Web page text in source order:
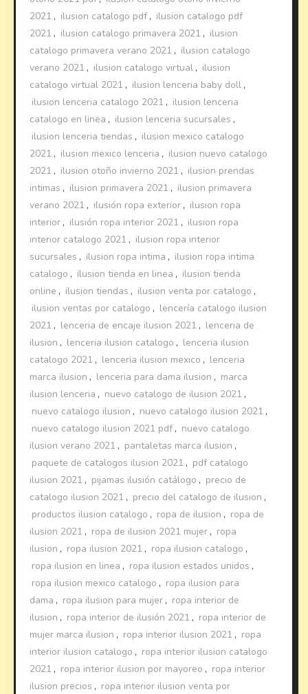
2021 , ilusion catalogo pdf , ilusion catalogo pdf
2021 , ilusion catalogo primavera 2021 , ilusion
catalogo primavera verano 2021 , ilusion catalogo
verano 2021 , ilusion catalogo virtual , ilusion
catalogo virtual 2021 , ilusion lenceria baby doll ,
ilusion lenceria catalogo 2021 , ilusion lenceria
catalogo en linea , ilusion lenceria sucursales ,
ilusion lenceria tiendas , ilusion mexico catalogo
2021 , ilusion mexico lenceria , ilusion nuevo catalogo
2021 , ilusion otoño invierno 2021 , ilusion prendas
intimas , ilusion primavera 2021 , ilusion primavera
verano 2021 , ilusión ropa exterior , ilusion ropa
interior , ilusión ropa interior 2021 , ilusion ropa
interior catalogo 2021 , ilusion ropa interior
sucursales , ilusion ropa intima , ilusion ropa intima
catalogo , ilusion tienda en linea , ilusion tienda
online , ilusion tiendas , ilusion venta por catalogo ,
ilusion ventas por catalogo , lencería catalogo ilusion
2021 , lenceria de encaje ilusion 2021 , lenceria de
ilusion , lenceria ilusion catalogo , lenceria ilusion
catalogo 2021 , lenceria ilusion mexico , lenceria
marca ilusion , lenceria para dama ilusion , marca
ilusion lenceria , nuevo catalogo de ilusion 2021 ,
nuevo catalogo ilusion , nuevo catalogo ilusion 2021 ,
nuevo catalogo ilusion 2021 pdf , nuevo catalogo
ilusion verano 2021 , pantaletas marca ilusion ,
paquete de catalogos ilusion 2021 , pdf catalogo
ilusion 2021 , pijamas ilusión catálogo , precio de
catalogo ilusion 2021 , precio del catalogo de ilusion ,
productos ilusion catalogo , ropa de ilusion , ropa de
ilusion 2021 , ropa de ilusion 2021 mujer , ropa
ilusion , ropa ilusion 2021 , ropa ilusion catalogo ,
ropa ilusion en linea , ropa ilusion estados unidos ,
ropa ilusion mexico catalogo , ropa ilusion para
dama , ropa ilusion para mujer , ropa interior de
ilusion , ropa interior de ilusión 2021 , ropa interior de
mujer marca ilusion , ropa interior ilusion 2021 , ropa
interior ilusion catalogo , ropa interior ilusion catalogo
2021 , ropa interior ilusion por mayoreo , ropa interior
ilusion precios , ropa interior ilusion venta por